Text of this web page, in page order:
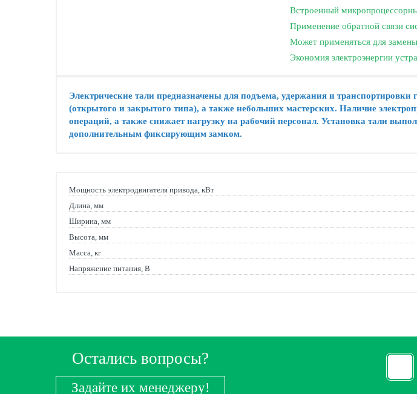
Встроенный
Применение обратной связи
Может применяться для
Экономия электроэнергии
Электрические тали предназначены для подъема, удержания и
(открытого и закрытого типа), а также небольших мастерских. Наличие
операций, а также снижает нагрузку на рабочий персонал. Установка тали
дополнительным фиксирующим замком.
Мощность электродвигателя привода, кВт
Длина, мм
Ширина, мм
Высота, мм
Масса, кг
Напряжение питания, В
Остались вопросы?
Задайте их менеджеру!